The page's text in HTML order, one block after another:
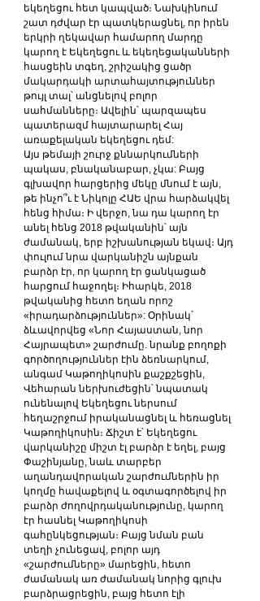
եկեղեցու հետ կապված։ Նախկինում
շատ դժվար էր պատկերացնել, որ իրեն
երկրի ղեկավար համարող մարդը
կարող է Եկեղեցու և եկեղեցականների
հասցեին տգեղ, շրիշակից ցածր
մակարդակի արտահայտություններ
թույլ տալ՝ անցնելով բոլոր
սահմանները։ Ավելին՝ պարզապես
պատերազմ հայտարարել Հայ
առաքելական եկեղեցու դեմ:
Այս թեմայի շուրջ քննարկումների
պակաս, բնականաբար, չկա: Բայց
գլխավոր հարցերից մեկը մնում է այն,
թե ինչո՞ւ է Նիկոլը ՀԱԵ վրա հարձակվել
հենց հիմա։ Ի վերջո, նա դա կարող էր
անել հենց 2018 թվականին՝ այն
ժամանակ, երբ իշխանության եկավ։ Այդ
փուլում նրա վարկանիշն այնքան
բարձր էր, որ կարող էր ցանկացած
հարցում հաջողել։ Իհարկե, 2018
թվականից հետո եղան որոշ
«իրադարձություններ»: Օրինակ՝
ձևավորվեց «Նոր Հայաստան, նոր
Հայրապետ» շարժումը. նրանք բողոքի
գործողություններ էին ձեռնարկում,
անգամ Կաթողիկոսին քաշքշեցին,
Վեհարան ներխուժեցին՝ նպատակ
ունենալով Եկեղեցու ներսում
հեղաշրջում իրականացնել և հեռացնել
Կաթողիկոսին։ Ճիշտ է՝ Եկեղեցու
վարկանիշը միշտ էլ բարձր է եղել, բայց
Փաշինյանը, նաև տարբեր
աղանդավորական շարժումներին իր
կողմը հավաքելով և օգտագործելով իր
բարձր ժողովրդականությունը, կարող
էր հասնել Կաթողիկոսի
գահընկեցության։ Բայց նման բան
տեղի չունեցավ, բոլոր այդ
«շարժումները» մարեցին, հետո
ժամանակ առ ժամանակ նորից գլուխ
բարձրացրեցին, բայց հետո էլի